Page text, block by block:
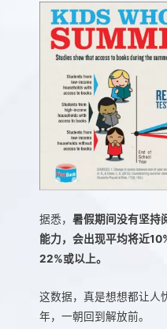
据悉， 暑假期间没有坚持
能力，会出现平均将近
22%或以上。
这数据，真是想想都让人
年，一朝回到解放前。